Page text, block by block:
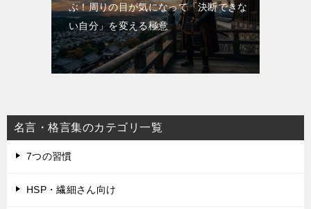
ぶ！周りの目が気になって「決断できな
い自分」を変える極意
名言・格言集のカテゴリ一覧
7つの習慣
HSP・繊細さん向け